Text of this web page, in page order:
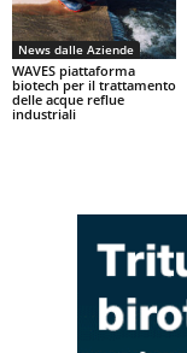
News dalle Aziende
WAVES piattaforma
biotech per il trattamento
delle acque reflue
industriali